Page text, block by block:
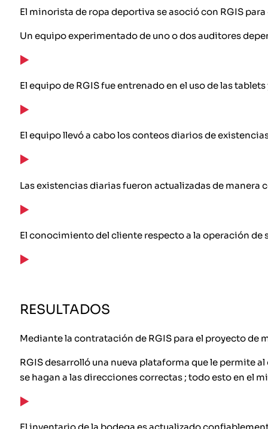
El minorista de ropa deportiva se asoció con RGIS
Un equipo experimentado de uno o dos auditores
El equipo de RGIS fue entrenado en el uso de las
El equipo llevó a cabo los conteos diarios de
Las existencias diarias fueron actualizadas de manera
El conocimiento del cliente respecto a la operación de
RESULTADOS
Mediante la contratación de RGIS para el proyecto de
RGIS desarrolló una nueva plataforma que le permite
se hagan a las direcciones correctas ; todo esto en el